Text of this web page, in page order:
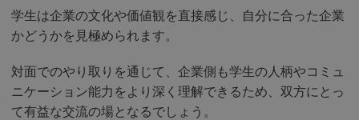
学生は企業の文化や価値観を直接感じ、自分に合った企業
かどうかを見極められます。
対面でのやり取りを通じて、企業側も学生の人柄やコミュ
ニケーション能力をより深く理解できるため、双方にとっ
て有益な交流の場となるでしょう。